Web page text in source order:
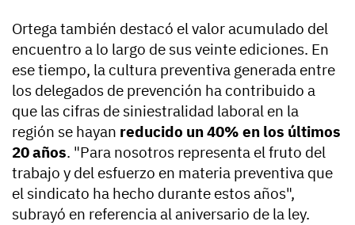
Ortega también destacó el valor acumulado del
encuentro a lo largo de sus veinte ediciones. En
ese tiempo, la cultura preventiva generada entre
los delegados de prevención ha contribuido a
que las cifras de siniestralidad laboral en la
región se hayan reducido un 40% en los últimos
20 años. "Para nosotros representa el fruto del
trabajo y del esfuerzo en materia preventiva que
el sindicato ha hecho durante estos años",
subrayó en referencia al aniversario de la ley.